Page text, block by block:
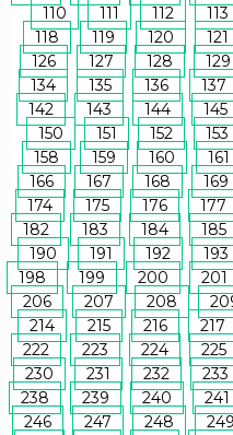
110
111 112 113
118
119 120 121
126
127 128 129
134
135 136 137
142
143 144 145
150
151 152 153
158
159 160 161
166
167 168 169
174
175 176 177
182
183 184 185
190
191 192 193
198
199 200 201
206
207 208
214
215 216 217
222
223 224 225
230
231 232 233
238
239 240 241
246
247 248 249